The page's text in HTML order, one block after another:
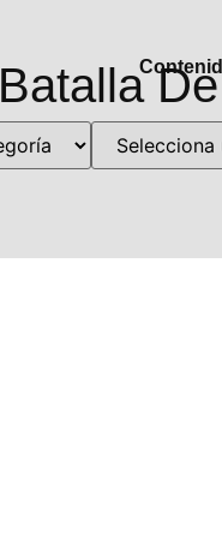
Batalla